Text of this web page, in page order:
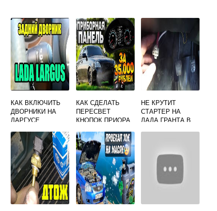
КАК ВКЛЮЧИТЬ
ДВОРНИКИ НА
ЛАРГУСЕ
КАК СДЕЛАТЬ
ПЕРЕСВЕТ
КНОПОК ПРИОРА
НЕ КРУТИТ
СТАРТЕР НА
ЛАДА ГРАНТА В